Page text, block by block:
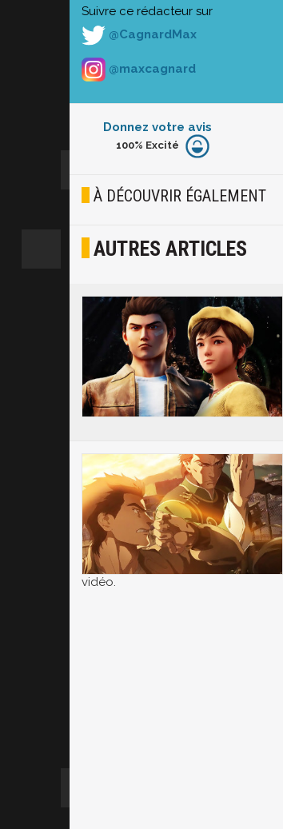
Suivre ce rédacteur sur
@CagnardMax
@maxcagnard
Donnez votre avis
Furieux
Joyeux
100% Excité
À DÉCOUVRIR ÉGALEMENT
AUTRES ARTICLES
vidéo.